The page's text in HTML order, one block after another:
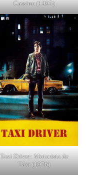
Cassino (1995)
Taxi Driver: Motorista de
Táxi (1976)